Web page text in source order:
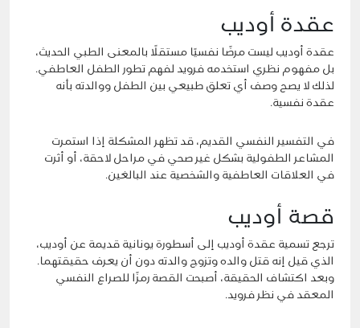
عقدة أوديب
عقدة أوديب ليست مرضًا نفسيًا مستقلًا بالمعنى الطبي الحديث،
بل مفهوم نظري استخدمه فرويد لفهم تطور الطفل العاطفي.
لذلك لا يصح وصف أي تعلق طبيعي بين الطفل ووالدته بأنه
عقدة نفسية.
في التفسير النفسي القديم، قد تظهر المشكلة إذا استمرت
المشاعر الطفولية بشكل غير صحي في مراحل لاحقة، أو أثرت
في العلاقات العاطفية والشخصية عند البالغين.
قصة أوديب
ترجع تسمية عقدة أوديب إلى أسطورة يونانية قديمة عن أوديب،
الذي قيل إنه قتل والده وتزوج والدته دون أن يعرف حقيقتهما.
وبعد اكتشاف الحقيقة، أصبحت القصة رمزًا للصراع النفسي
المعقد في نظر فرويد.